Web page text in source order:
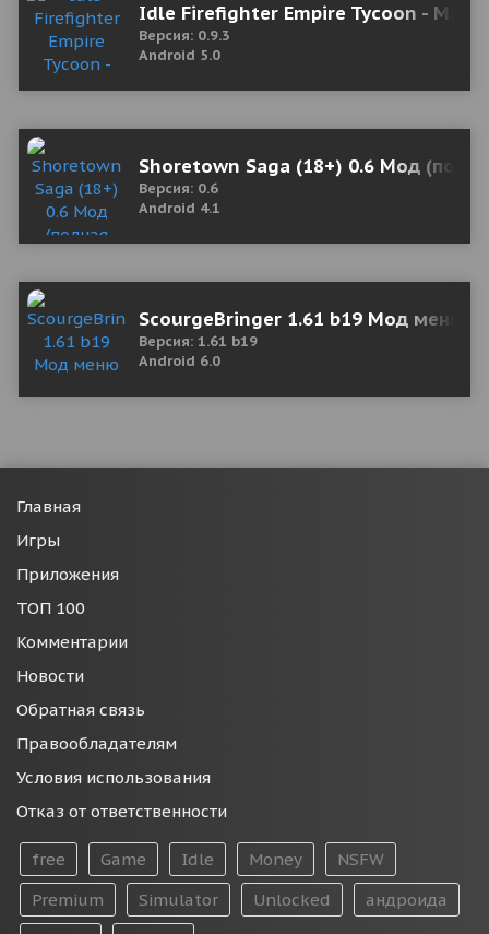
Idle Firefighter Empire Tycoon -
Версия: 0.9.3
Android 5.0
Shoretown Saga (18+) 0.6 Мод
Версия: 0.6
Android 4.1
ScourgeBringer 1.61 b19 Мод меню
Версия: 1.61 b19
Android 6.0
Главная
Игры
Приложения
ТОП 100
Комментарии
Новости
Обратная связь
Правообладателям
Условия использования
Отказ от ответственности
free Game Idle Money
NSFW
Premium
Simulator Unlocked
андроида